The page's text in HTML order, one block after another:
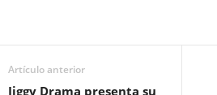
Artículo anterior
Jiggy Drama presenta su